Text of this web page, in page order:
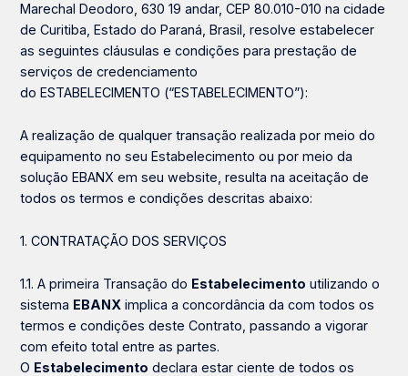
Marechal Deodoro, 630 19 andar, CEP 80.010-010 na cidade
de Curitiba, Estado do Paraná, Brasil, resolve estabelecer
as seguintes cláusulas e condições para prestação de
serviços de credenciamento
doESTABELECIMENTO (“ESTABELECIMENTO”):
A realização de qualquer transação realizada por meio do
equipamento no seu Estabelecimento ou por meio da
solução EBANX em seu website, resulta na aceitação de
todos os termos e condições descritas abaixo:
1. CONTRATAÇÃO DOS SERVIÇOS
1.1. A primeira Transação do Estabelecimento utilizando o
sistema EBANX implica a concordância da com todos os
termos e condições deste Contrato, passando a vigorar
com efeito total entre as partes.
O Estabelecimento declara estar ciente de todos os